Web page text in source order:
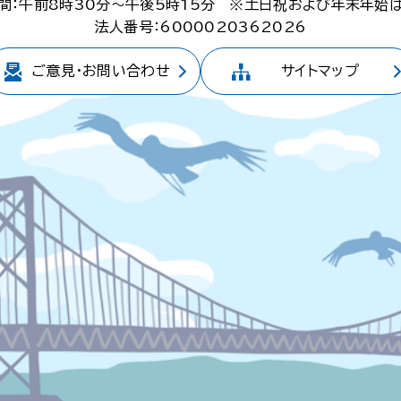
：午前8時30分～午後5時15分
※土日祝および年末年始
法人番号：6000020362026
ご意見・お問い合わせ サイトマップ